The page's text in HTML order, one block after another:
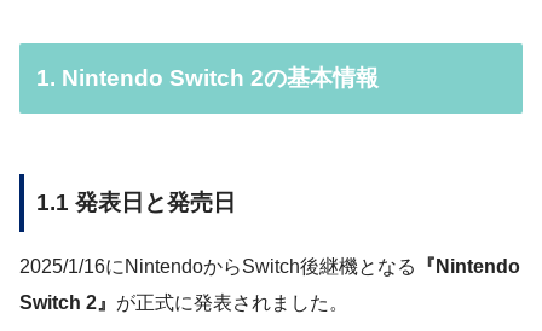
1. Nintendo Switch 2の基本情報
1.1 発表日と発売日
2025/1/16にNintendoからSwitch後継機となる
『Nintendo
Switch 2』 が正式に発表されました。